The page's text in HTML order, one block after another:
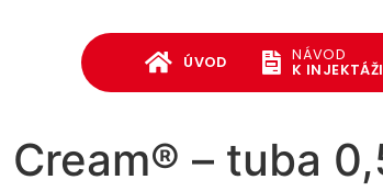
ÚVOD
NÁVOD
K INJEKTÁŽI
– tuba